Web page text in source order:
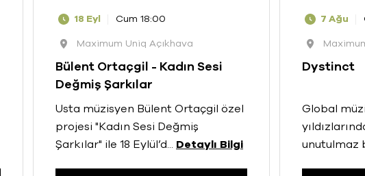
18 Eyl
Cum 18:00
Maximum Uniq Açıkhava
Bülent Ortaçgil - Kadın Sesi
Değmiş Şarkılar
Usta müzisyen Bülent Ortaçgil özel
projesi "Kadın Sesi Değmiş
Şarkılar" ile 18 Eylül’d... Detaylı Bilgi
7 Ağu
Dystinct
Global
unutulmaz